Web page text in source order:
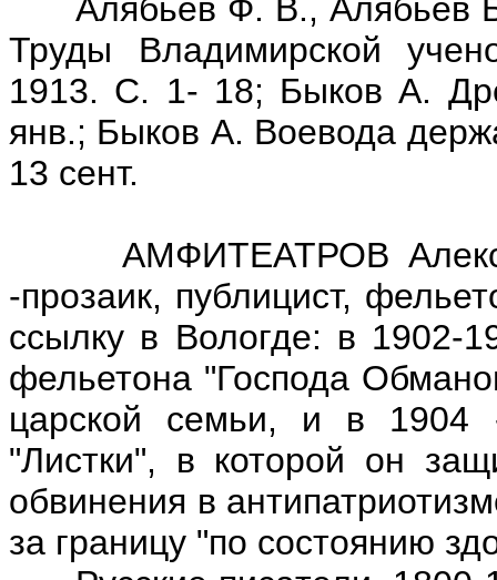
Алябьев Ф. В., Алябьев
Труды Владимирской
1913. С. 1- 18; Быков А.
янв.; Быков А. Воевода
13 сент.
АМФИТЕАТРОВ
-прозаик, публицист,
ссылку в Вологде: в 1902-
фельетона "Господа
царской семьи, и в 1904
"Листки", в которой он
обвинения в
за границу "по состоянию